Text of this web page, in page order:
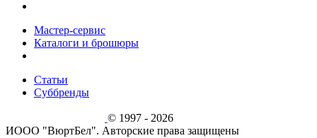
Мастер-сервис
Каталоги и брошюры
Статьи
Суббренды
© 1997 - 2026
ИООО "ВюртБел". Авторские права защищены